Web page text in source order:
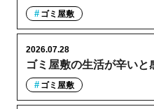
ゴミ屋敷
ゴミ屋敷の生活が辛いと
2026.07.28
ゴミ屋敷